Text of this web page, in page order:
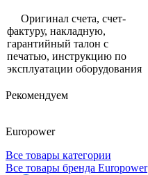
Оригинал счета, счет-
фактуру, накладную,
гарантийный талон с
печатью, инструкцию по
эксплуатации оборудования
Рекомендуем
Europower
Все товары категории
Все товары бренда Europower